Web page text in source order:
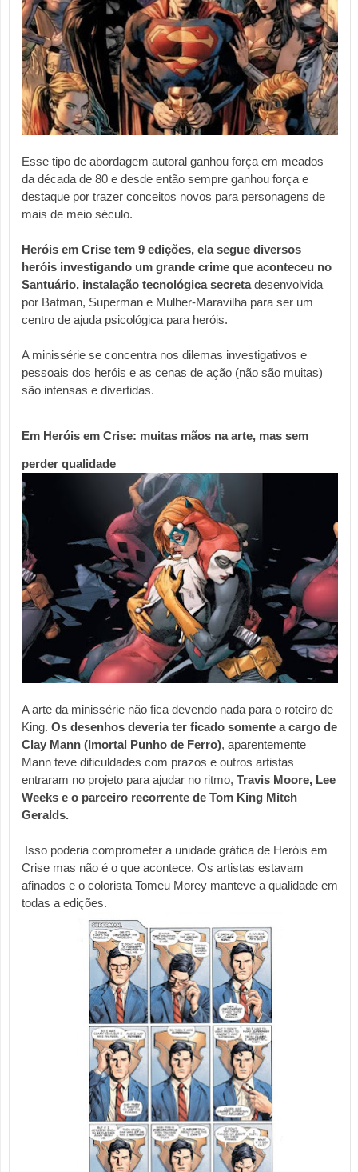
Esse tipo de abordagem autoral ganhou força em meados
da década de 80 e desde então sempre ganhou força e
destaque por trazer conceitos novos para personagens de
mais de meio século.
Heróis em Crise tem 9 edições, ela segue diversos
heróis investigando um grande crime que aconteceu no
Santuário, instalação tecnológica secreta desenvolvida
por Batman, Superman e Mulher-Maravilha para ser um
centro de ajuda psicológica para heróis.
A minissérie se concentra nos dilemas investigativos e
pessoais dos heróis e as cenas de ação (não são muitas)
são intensas e divertidas.
Em Heróis em Crise: muitas mãos na arte, mas sem
perder qualidade
A arte da minissérie não fica devendo nada para o roteiro de
King. Os desenhos deveria ter ficado somente a cargo de
Clay Mann (Imortal Punho de Ferro), aparentemente
Mann teve dificuldades com prazos e outros artistas
entraram no projeto para ajudar no ritmo, Travis Moore, Lee
Weeks e o parceiro recorrente de Tom King Mitch
Geralds.
Crise mas não é o que acontece. Os artistas estavam
afinados e o colorista Tomeu Morey manteve a qualidade em
todas a edições.